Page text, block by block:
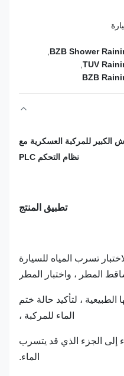
,
للمركبة العسكرية مع
نظام التحكم PLC
تطبيق المنتج
تسرب المياه للسيارة
، واختبار المطر
، لتأكيد حالة ختم
الماء للمركبة ،
الجزء الذي قد يتسرب